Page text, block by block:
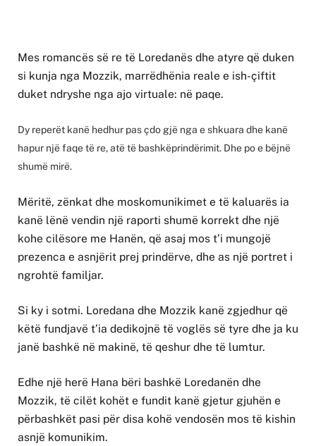
Mes romancës së re të Loredanës dhe atyre që duken
si kunja nga Mozzik, marrëdhënia reale e ish-çiftit
duket ndryshe nga ajo virtuale: në paqe.
Dy reperët kanë hedhur pas çdo gjë nga e shkuara dhe kanë
hapur një faqe të re, atë të bashkëprindërimit. Dhe po e bëjnë
shumë mirë.
Mëritë, zënkat dhe moskomunikimet e të kaluarës ia
kanë lënë vendin një raporti shumë korrekt dhe një
kohe cilësore me Hanën, që asaj mos t’i mungojë
prezenca e asnjërit prej prindërve, dhe as një portret i
ngrohtë familjar.
Si ky i sotmi. Loredana dhe Mozzik kanë zgjedhur që
këtë fundjavë t’ia dedikojnë të voglës së tyre dhe ja ku
janë bashkë në makinë, të qeshur dhe të lumtur.
Edhe një herë Hana bëri bashkë Loredanën dhe
Mozzik, të cilët kohët e fundit kanë gjetur gjuhën e
përbashkët pasi për disa kohë vendosën mos të kishin
asnjë komunikim.